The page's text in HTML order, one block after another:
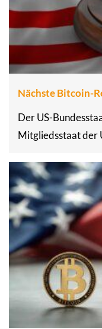
Nächste Bitcoin-
Der US-
Mitgliedsstaat der